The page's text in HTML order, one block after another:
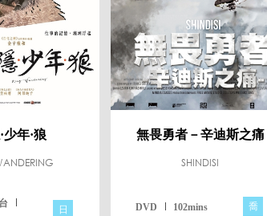
少年·狼
日
無畏勇者－辛迪斯之痛
SHINDISI
DVD 102mins 喬